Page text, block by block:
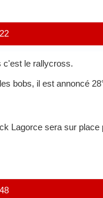
c'est le rallycross.
bobs, il est annoncé
Lagorce sera sur